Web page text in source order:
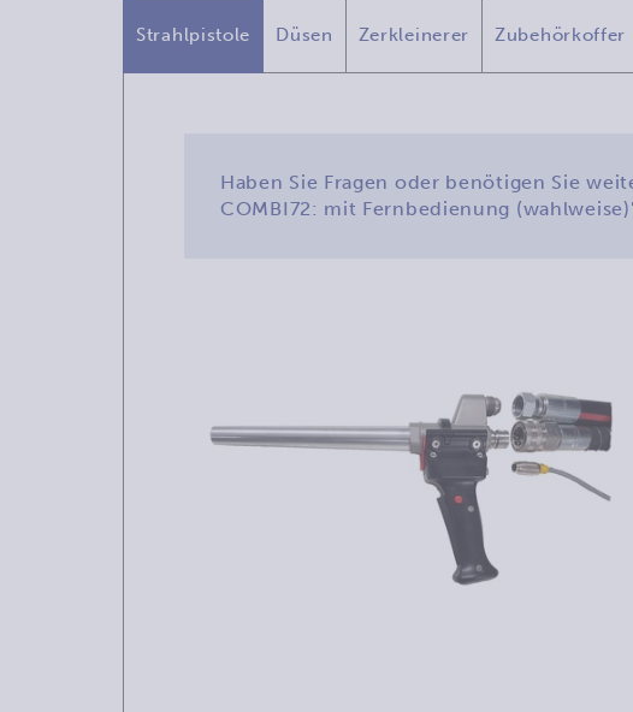
Strahlpistole Düsen Zerkleinerer Zubehörkoffer
Haben Sie Fragen oder benötigen Sie
COMBI72: mit Fernbedienung